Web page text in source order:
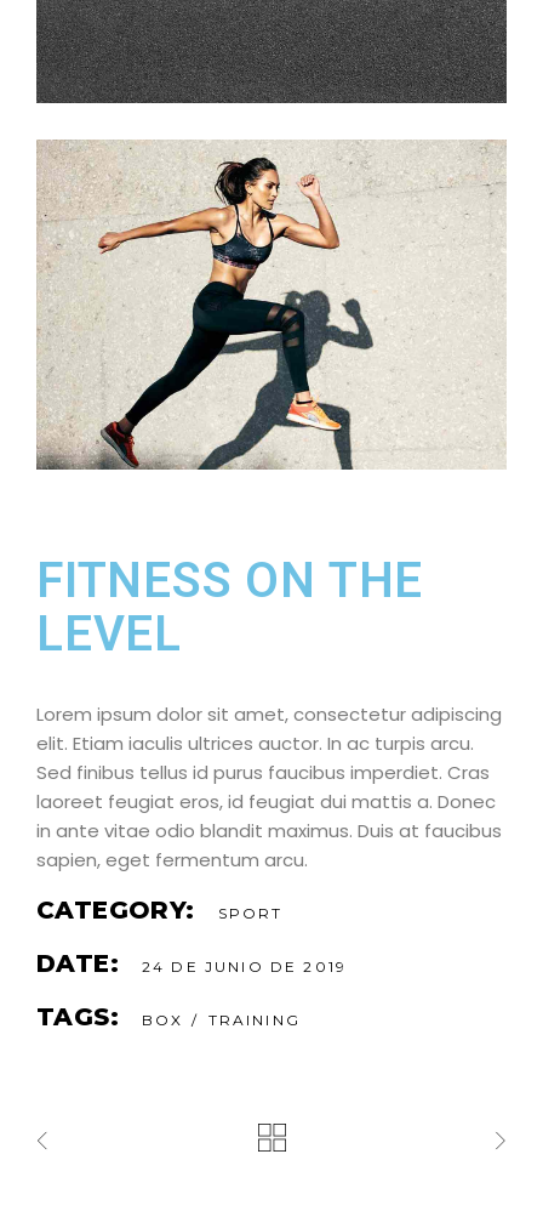
FITNESS ON THE
LEVEL
Lorem ipsum dolor sit amet, consectetur adipiscing
elit. Etiam iaculis ultrices auctor. In ac turpis arcu.
Sed finibus tellus id purus faucibus imperdiet. Cras
laoreet feugiat eros, id feugiat dui mattis a. Donec
in ante vitae odio blandit maximus. Duis at faucibus
sapien, eget fermentum arcu.
CATEGORY: SPORT
DATE: 24 DE JUNIO DE 2019
TAGS: BOX TRAINING